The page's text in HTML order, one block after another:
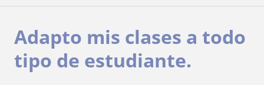
Adapto mis clases a todo
tipo de estudiante.